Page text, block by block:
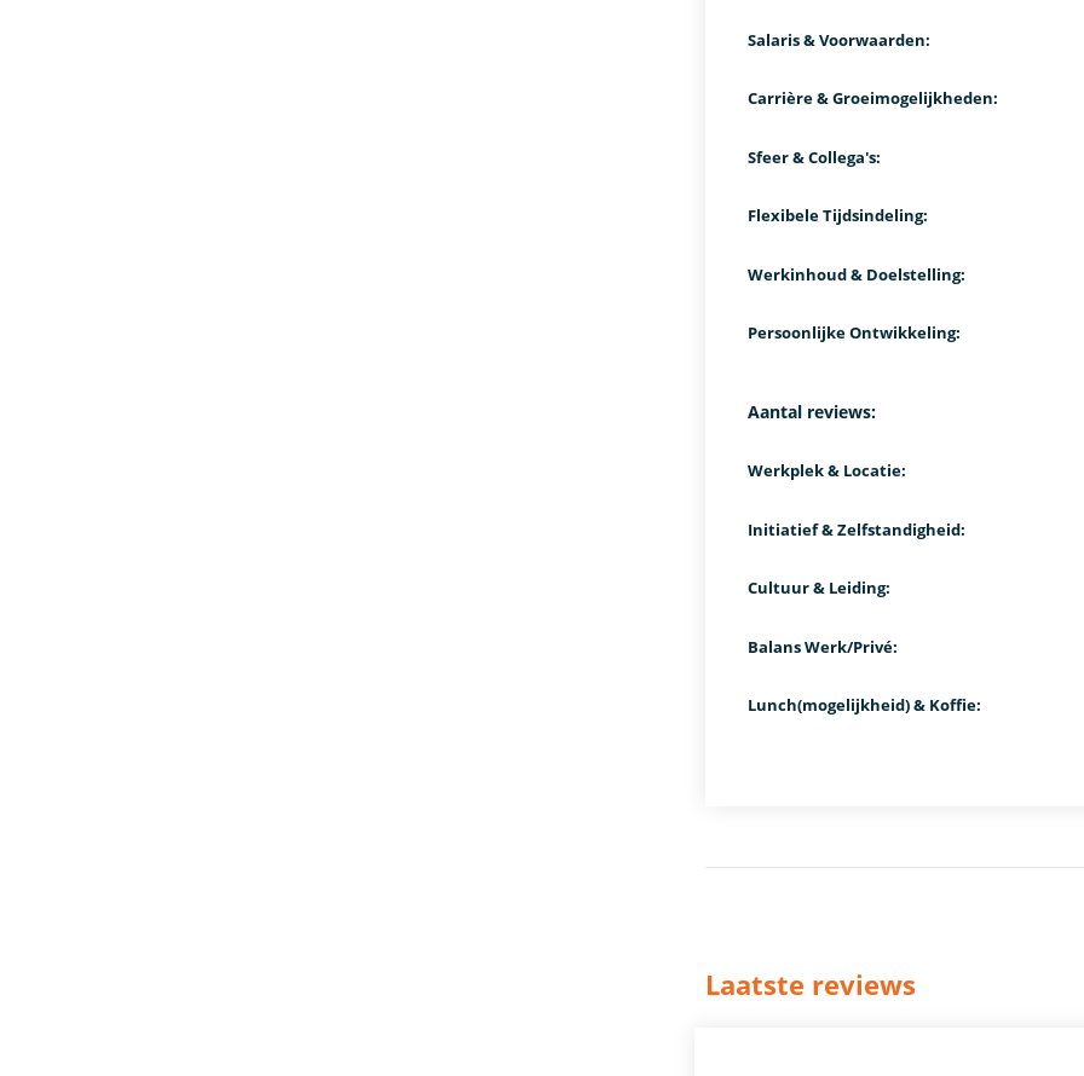
Salaris & Voorwaarden:
Carrière & Groeimogelijkheden:
Sfeer & Collega's:
Flexibele Tijdsindeling:
Werkinhoud & Doelstelling:
Persoonlijke Ontwikkeling:
Aantal reviews:
Werkplek & Locatie:
Initiatief & Zelfstandigheid:
Cultuur & Leiding:
Balans Werk/Privé:
Lunch(mogelijkheid) & Koffie:
Laatste reviews